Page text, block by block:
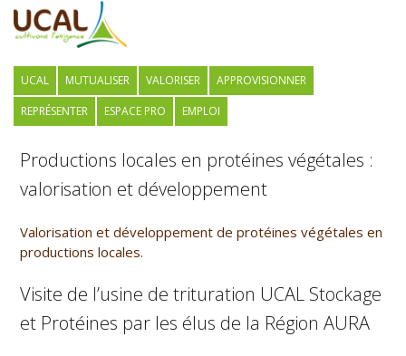
UCAL MUTUALISER VALORISER
APPROVISIONNER
REPRÉSENTER
ESPACE PRO EMPLOI
Productions locales en protéines végétales :
valorisation et développement
Valorisation et développement de protéines végétales en
productions locales.
Visite de l’usine de trituration UCAL Stockage
et Protéines par les élus de la Région AURA